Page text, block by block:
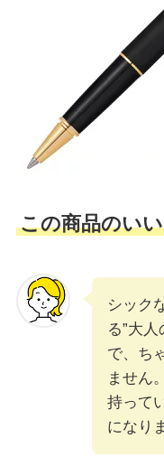
この商品のい
シック
る”大
で、ち
ません。
持って
になり